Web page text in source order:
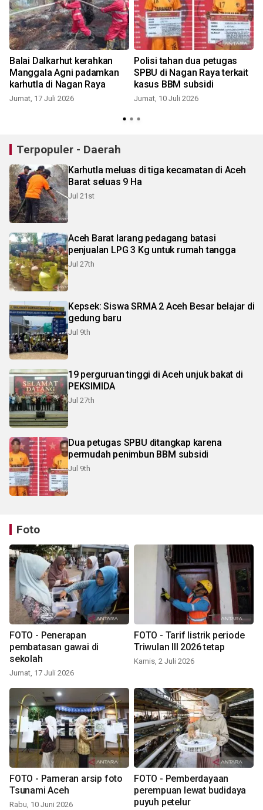
Balai Dalkarhut kerahkan
Manggala Agni padamkan
karhutla di Nagan Raya
Jumat, 17 Juli 2026
Polisi tahan dua petugas
SPBU di Nagan Raya terkait
kasus BBM subsidi
Jumat, 10 Juli 2026
Terpopuler - Daerah
Karhutla meluas di tiga kecamatan di Aceh
Barat seluas 9 Ha
Jul 21st
Aceh Barat larang pedagang batasi
penjualan LPG 3 Kg untuk rumah tangga
Jul 27th
Kepsek: Siswa SRMA 2 Aceh Besar belajar di
gedung baru
Jul 9th
19 perguruan tinggi di Aceh unjuk bakat di
PEKSIMIDA
Jul 27th
Dua petugas SPBU ditangkap karena
permudah penimbun BBM subsidi
Jul 9th
Foto
FOTO - Penerapan
pembatasan gawai di
sekolah
Jumat, 17 Juli 2026
FOTO - Tarif listrik periode
Triwulan III 2026 tetap
Kamis, 2 Juli 2026
FOTO - Pameran arsip foto
Tsunami Aceh
Rabu, 10 Juni 2026
FOTO - Pemberdayaan
perempuan lewat budidaya
puyuh petelur